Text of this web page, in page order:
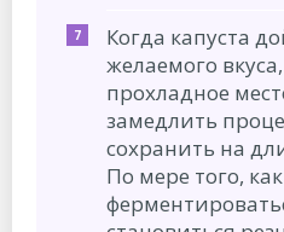
Когда капуста
желаемого
прохладное
замедлить
сохранить на
По мере того,